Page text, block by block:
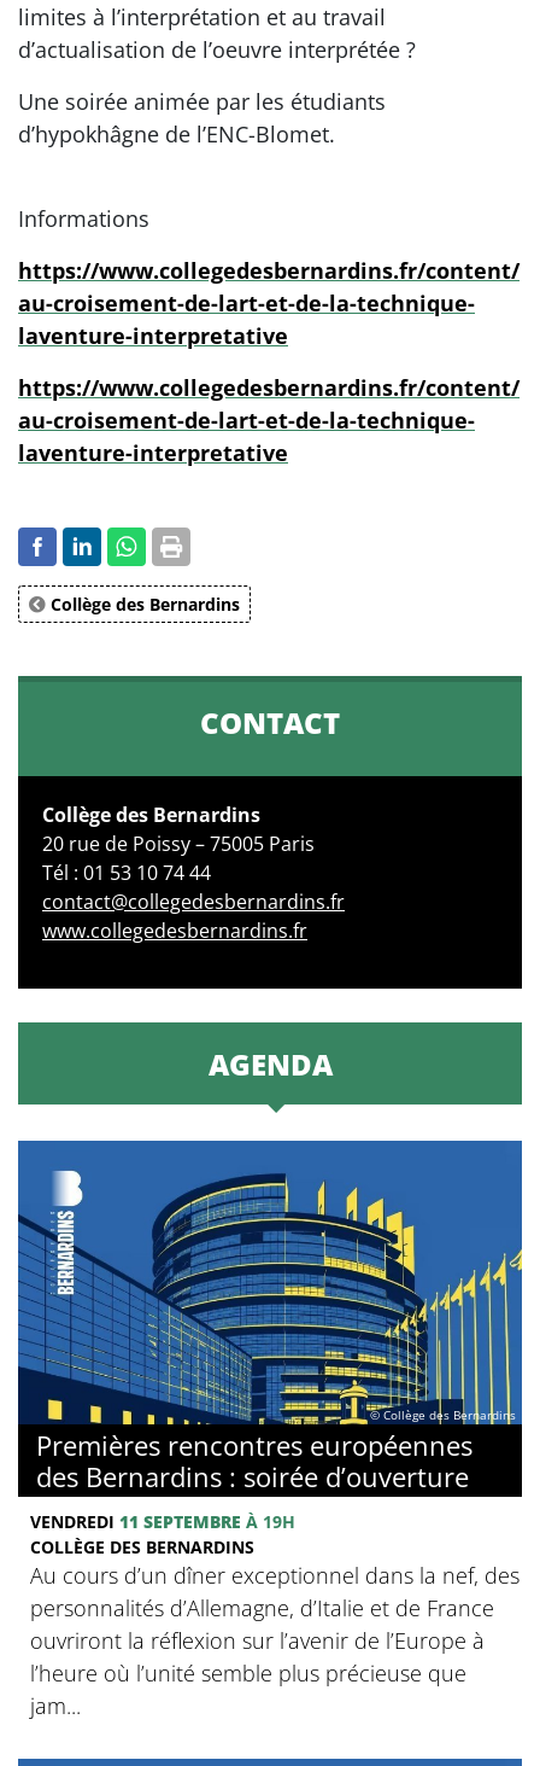
limites à l’interprétation et au travail
d’actualisation de l’oeuvre interprétée ?
Une soirée animée par les étudiants
d’hypokhâgne de l’ENC-Blomet.
Informations
https://www.collegedesbernardins.fr/content/
au-croisement-de-lart-et-de-la-technique-
laventure-interpretative
https://www.collegedesbernardins.fr/content/
au-croisement-de-lart-et-de-la-technique-
laventure-interpretative
Collège des Bernardins
CONTACT
Collège des Bernardins
20 rue de Poissy – 75005 Paris
Tél : 01 53 10 74 44
contact@collegedesbernardins.fr
www.collegedesbernardins.fr
AGENDA
© Collège des Bernardins
Premières rencontres européennes
des Bernardins : soirée d’ouverture
VENDREDI 11 SEPTEMBRE À 19H
COLLÈGE DES BERNARDINS
Au cours d’un dîner exceptionnel dans la nef, des
personnalités d’Allemagne, d’Italie et de France
ouvriront la réflexion sur l’avenir de l’Europe à
l’heure où l’unité semble plus précieuse que
jam...